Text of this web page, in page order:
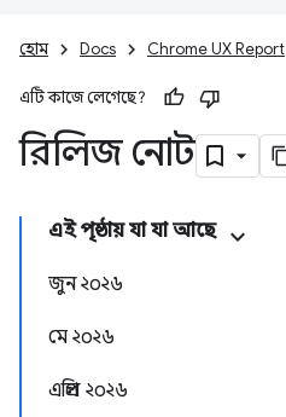
হোম Docs Chrome UX Report
এটি কাজে লেগেছে?
রিলিজ নোট
এই পৃষ্ঠায় যা যা আছে
জুন ২০২৬
মে ২০২৬
এপ্রিল ২০২৬